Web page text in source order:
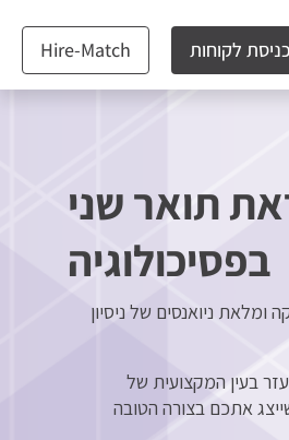
כניסת לקוחות Hire-Match
תואר שני
בפסיכולוגיה
ניואנסים של ניסיון
בעין המקצועית של
אתכם בצורה הטובה